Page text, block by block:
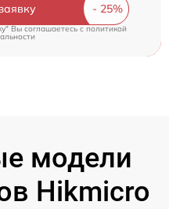
Вы соглашаетесь cполитикой
модели
Hikmicro